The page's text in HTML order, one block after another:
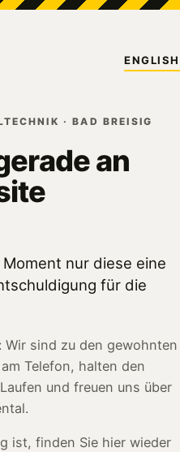
ENGLISH
· BAD BREISIG
an
nur diese eine
für die
sind zu den gewohnten
Telefon, halten den
und freuen uns über
ist, finden Sie hier wieder